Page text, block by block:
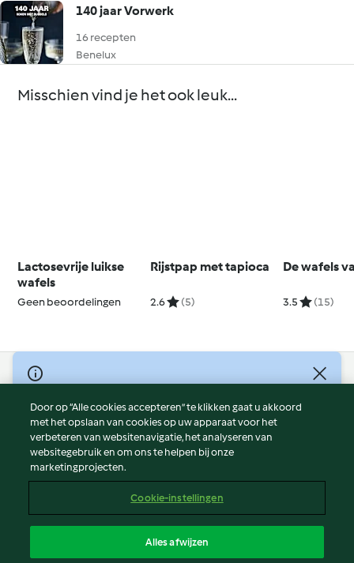
140 jaar Vorwerk
16 recepten
Benelux
Misschien vind je het ook leuk...
Lactosevrije luikse
wafels
Geen beoordelingen
Rijstpap met tapioca
2.6 (5)
De wafels
3.5 (15)
© Copyright 2026
Gebruiksvoorwaarden
Privacybeleid
Disclaimer
Colofon
Verslag Inhoud
Toegankelijkheidsverklaring
Door op “Alle cookies accepteren” te klikken gaat u akkoord
met het opslaan van cookies op uw apparaat voor het
verbeteren van websitenavigatie, het analyseren van
websitegebruik en om ons te helpen bij onze
marketingprojecten.
Cookie-instellingen
Alles afwijzen